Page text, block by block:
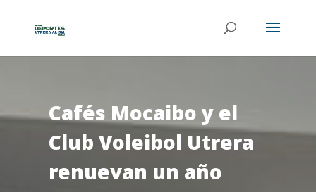
Cafés Mocaibo y el
Club Voleibol Utrera
renuevan un año